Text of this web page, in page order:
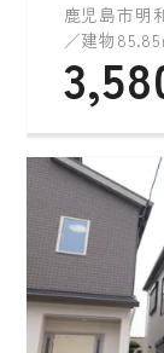
鹿児島市明
／建物